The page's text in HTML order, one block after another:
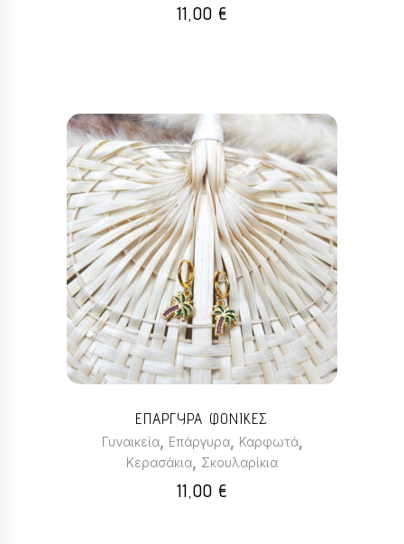
11,00 €
ΕΠΑΡΓΥΡΑ ΦΟΝΙΚΕΣ
Γυναικεία, Επάργυρα, Καρφωτά,
Κερασάκια, Σκουλαρίκια
11,00 €